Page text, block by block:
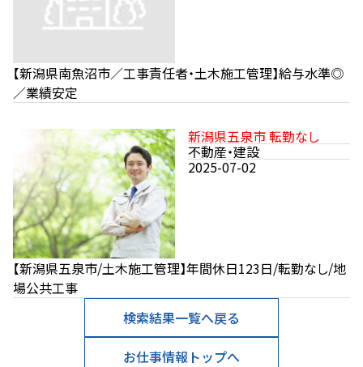
【新潟県南魚沼市／工事責任者・土木施工管理】給与水準◎
／業績安定
新潟県五泉市 転勤なし
不動産・建設
2025-07-02
【新潟県五泉市/土木施工管理】年間休日123日/転勤なし/地
場公共工事
検索結果一覧へ戻る
お仕事情報トップへ